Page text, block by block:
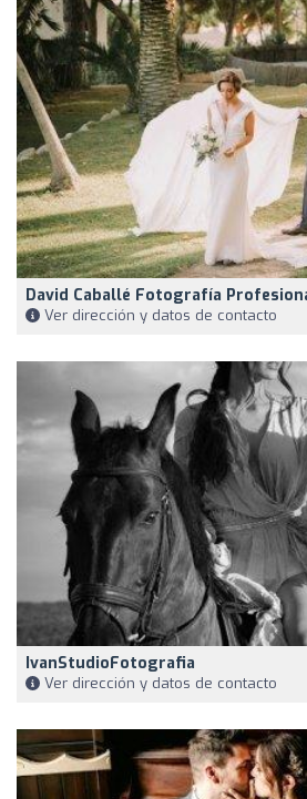
David Caballé Fotografía
Ver dirección y datos de contacto
IvanStudioFotografia
Ver dirección y datos de contacto